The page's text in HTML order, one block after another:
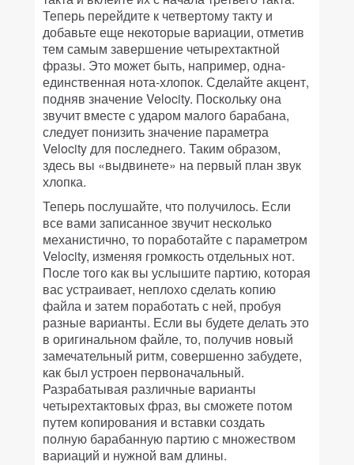
Теперь перейдите к четвертому такту и
добавьте еще некоторые вариации, отметив
тем самым завершение четырехтактной
фразы. Это может быть, например, одна-
единственная нота-хлопок. Сделайте акцент,
подняв значение Velocity. Поскольку она
звучит вместе с ударом малого барабана,
следует понизить значение параметра
Velocity для последнего. Таким образом,
здесь вы «выдвинете» на первый план звук
хлопка.
Теперь послушайте, что получилось. Если
все вами записанное звучит несколько
механистично, то поработайте с параметром
Velocity, изменяя громкость отдельных нот.
После того как вы услышите партию, которая
вас устраивает, неплохо сделать копию
файла и затем поработать с ней, пробуя
разные варианты. Если вы будете делать это
в оригинальном файле, то, получив новый
замечательный ритм, совершенно забудете,
как был устроен первоначальный.
Разрабатывая различные варианты
четырехтактовых фраз, вы сможете потом
путем копирования и вставки создать
полную барабанную партию с множеством
вариаций и нужной вам длины.